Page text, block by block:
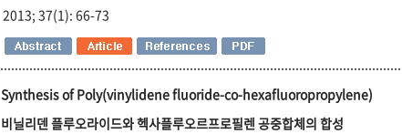
2013; 37(1): 66-73
Synthesis of Poly(vinylidene fluoride-co-hexafluoropropylene)
비닐리덴 플루오라이드와 헥사플루오르프로필렌 공중합체의 합성